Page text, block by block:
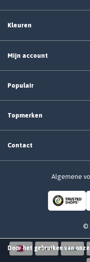
Kleuren
Mijn account
Populair
Topmerken
Contact
Algemene
©
Door het gebruiken van